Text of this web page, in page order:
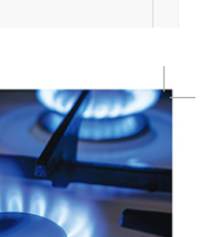
благоустроят в